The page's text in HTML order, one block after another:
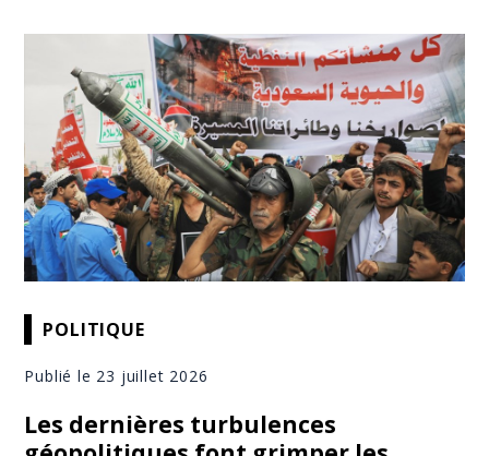
POLITIQUE
Publié le 23 juillet 2026
Les dernières turbulences